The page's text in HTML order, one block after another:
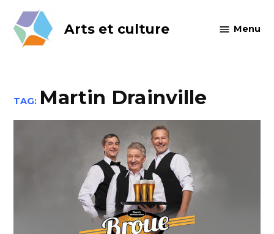
content
Arts et culture Menu
TAG: Martin Drainville